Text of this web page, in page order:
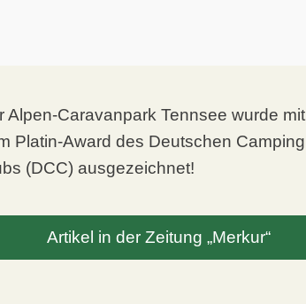
Alpen-Caravanpark Tennsee wurde mit
Platin-Award des Deutschen Camping
(DCC) ausgezeichnet!
Artikel in der Zeitung „Merkur“